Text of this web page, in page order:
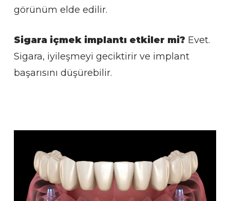
görünüm elde edilir.
Sigara içmek implantı etkiler mi? Evet.
Sigara, iyileşmeyi geciktirir ve implant
başarısını düşürebilir.